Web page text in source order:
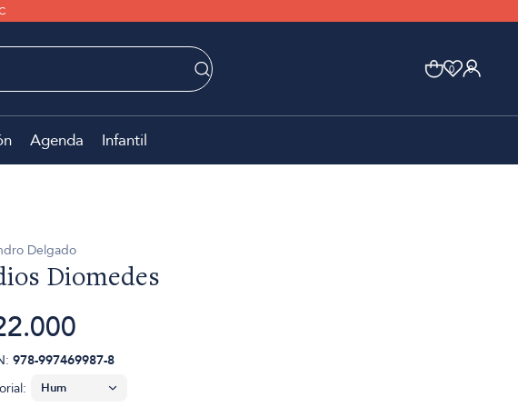
0 0
Agenda Infantil
Delgado
Diomedes
978-997469987-8